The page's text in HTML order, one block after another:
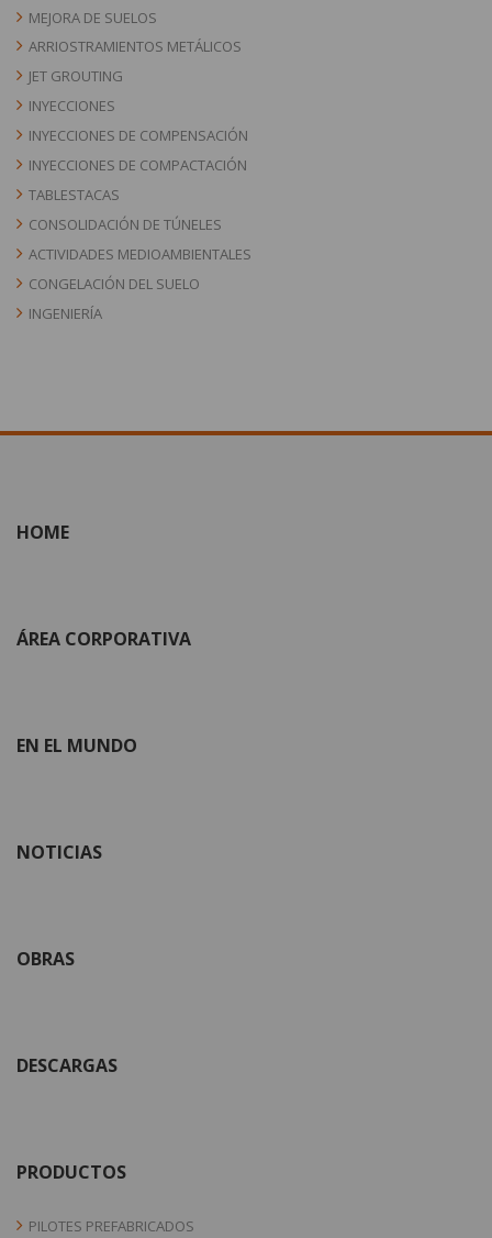
MEJORA DE SUELOS
ARRIOSTRAMIENTOS METÁLICOS
JET GROUTING
INYECCIONES
INYECCIONES DE COMPENSACIÓN
INYECCIONES DE COMPACTACIÓN
TABLESTACAS
CONSOLIDACIÓN DE TÚNELES
ACTIVIDADES MEDIOAMBIENTALES
CONGELACIÓN DEL SUELO
INGENIERÍA
HOME
ÁREA CORPORATIVA
EN EL MUNDO
NOTICIAS
OBRAS
DESCARGAS
PRODUCTOS
PILOTES PREFABRICADOS